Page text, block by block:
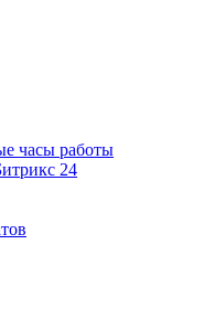
часы работы
24